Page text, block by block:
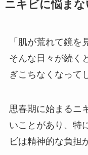
ニキビに悩まな
「肌が荒れて鏡を
そんな日々が続く
ぎこちなくなって
思春期に始まるニ
いことがあり、特
ビは精神的な負担